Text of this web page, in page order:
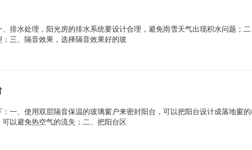
排水处理，阳光房的排水系统要设计合理，避免雨雪天气出现积水问题；
三、隔音效果，选择隔音效果好的玻
一、使用双层隔音保温的玻璃窗户来密封阳台，可以把阳台设计成落地窗
以避免热空气的流失；二、把阳台区